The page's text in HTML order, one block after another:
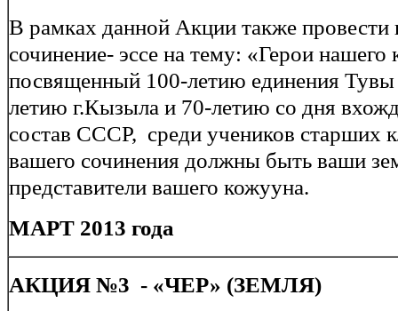
В рамках данной Акции также провести
сочинение- эссе на тему: «Герои нашего
посвященный 100-летию единения Тувы
летию г.Кызыла и 70-летию со дня
состав СССР, среди учеников старших
вашего сочинения должны быть ваши
представители вашего кожууна.
МАРТ 2013 года
АКЦИЯ №3 - «ЧЕР» (ЗЕМЛЯ)